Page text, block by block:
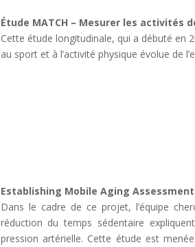
Étude MATCH – Mesurer les activités
Cette étude longitudinale, qui a débuté en
au sport et à l’activité physique évolue de
Establishing Mobile Aging
Dans le cadre de ce projet, l’équipe
réduction du temps sédentaire
pression artérielle. Cette étude est